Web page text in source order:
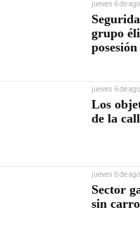
jueves 6 de
grupo
jueves 6 de
Los
de la
jueves 6 de
Sector
sin